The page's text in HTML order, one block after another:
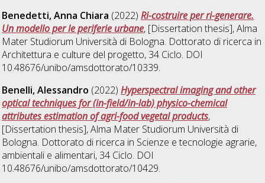
Benedetti, Anna Chiara (2022)Ri-costruire per ri-generare.
Un modello per le periferie urbane, [Dissertation thesis], Alma
Mater Studiorum Università di Bologna. Dottorato di ricerca in
Architettura e culture del progetto, 34 Ciclo. DOI
10.48676/unibo/amsdottorato/10339.
Benelli, Alessandro (2022)Hyperspectral imaging and other
optical techniques for (in-field/in-lab) physico-chemical
attributes estimation of agri-food vegetal products,
[Dissertation thesis], Alma Mater Studiorum Università di
Bologna. Dottorato di ricerca in Scienze e tecnologie agrarie,
ambientali e alimentari, 34 Ciclo. DOI
10.48676/unibo/amsdottorato/10429.